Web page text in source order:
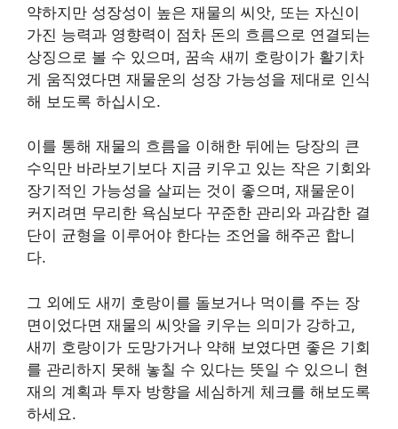
약하지만 성장성이 높은 재물의 씨앗, 또는 자신이
가진 능력과 영향력이 점차 돈의 흐름으로 연결되는
상징으로 볼 수 있으며, 꿈속 새끼 호랑이가 활기차
게 움직였다면 재물운의 성장 가능성을 제대로 인식
해 보도록 하십시오.
이를 통해 재물의 흐름을 이해한 뒤에는 당장의 큰
수익만 바라보기보다 지금 키우고 있는 작은 기회와
장기적인 가능성을 살피는 것이 좋으며, 재물운이
커지려면 무리한 욕심보다 꾸준한 관리와 과감한 결
단이 균형을 이루어야 한다는 조언을 해주곤 합니
다.
그 외에도 새끼 호랑이를 돌보거나 먹이를 주는 장
면이었다면 재물의 씨앗을 키우는 의미가 강하고,
새끼 호랑이가 도망가거나 약해 보였다면 좋은 기회
를 관리하지 못해 놓칠 수 있다는 뜻일 수 있으니 현
재의 계획과 투자 방향을 세심하게 체크를 해보도록
하세요.